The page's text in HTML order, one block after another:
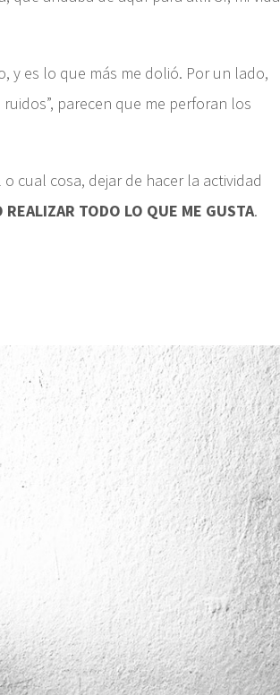
y es lo que más me dolió. Por un lado,
parecen que me perforan los
cual cosa, dejar de hacer la actividad
REALIZAR TODO LO QUE ME GUSTA.